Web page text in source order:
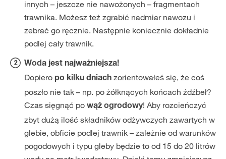
innych – jeszcze nie nawożonych – fragmentach
trawnika. Możesz też zgrabić nadmiar nawozu i
zebrać go ręcznie. Następnie koniecznie dokładnie
podlej cały trawnik.
Woda jest najważniejsza!
Dopiero po kilku dniach zorientowałeś się, że coś
poszło nie tak – np. po żółknących końcach źdźbeł?
Czas sięgnąć po wąż ogrodowy! Aby rozcieńczyć
zbyt dużą ilość składników odżywczych zawartych w
glebie, obficie podlej trawnik – zależnie od warunków
pogodowych i typu gleby będzie to od 15 do 20 litrów